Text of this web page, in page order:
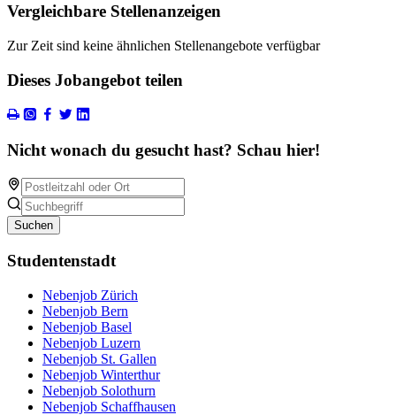
Vergleichbare Stellenanzeigen
Zur Zeit sind keine ähnlichen Stellenangebote verfügbar
Dieses Jobangebot teilen
Nicht wonach du gesucht hast? Schau hier!
Suchen
Studentenstadt
Nebenjob Zürich
Nebenjob Bern
Nebenjob Basel
Nebenjob Luzern
Nebenjob St. Gallen
Nebenjob Winterthur
Nebenjob Solothurn
Nebenjob Schaffhausen